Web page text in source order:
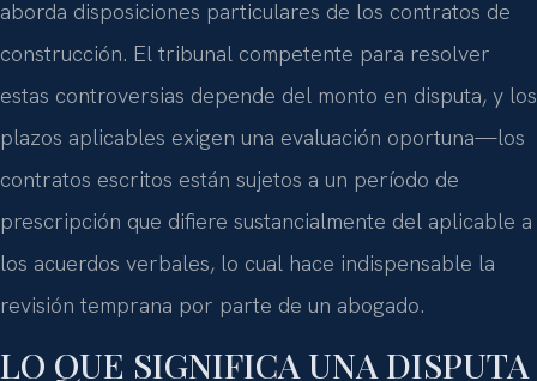
aborda disposiciones particulares de los contratos de
construcción. El tribunal competente para resolver
estas controversias depende del monto en disputa, y los
plazos aplicables exigen una evaluación oportuna—los
contratos escritos están sujetos a un período de
prescripción que difiere sustancialmente del aplicable a
los acuerdos verbales, lo cual hace indispensable la
revisión temprana por parte de un abogado.
LO QUE SIGNIFICA UNA DISPUTA